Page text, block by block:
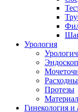
Урология
Протезы
Гинекология и